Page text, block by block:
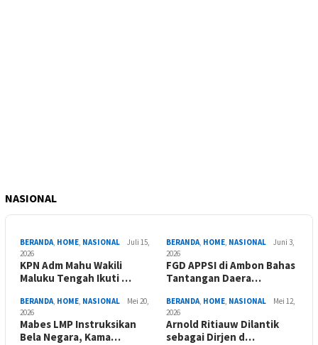
NASIONAL
BERANDA, HOME, NASIONAL
Juli 15,
2026
KPN Adm Mahu Wakili
Maluku Tengah Ikuti …
BERANDA, HOME, NASIONAL
Juni 3,
2026
FGD APPSI di Ambon Bahas
Tantangan Daera…
BERANDA, HOME, NASIONAL
Mei 20,
2026
Mabes LMP Instruksikan
Bela Negara, Kama…
BERANDA, HOME, NASIONAL
Mei 12,
2026
Arnold Ritiauw Dilantik
sebagai Dirjen d…